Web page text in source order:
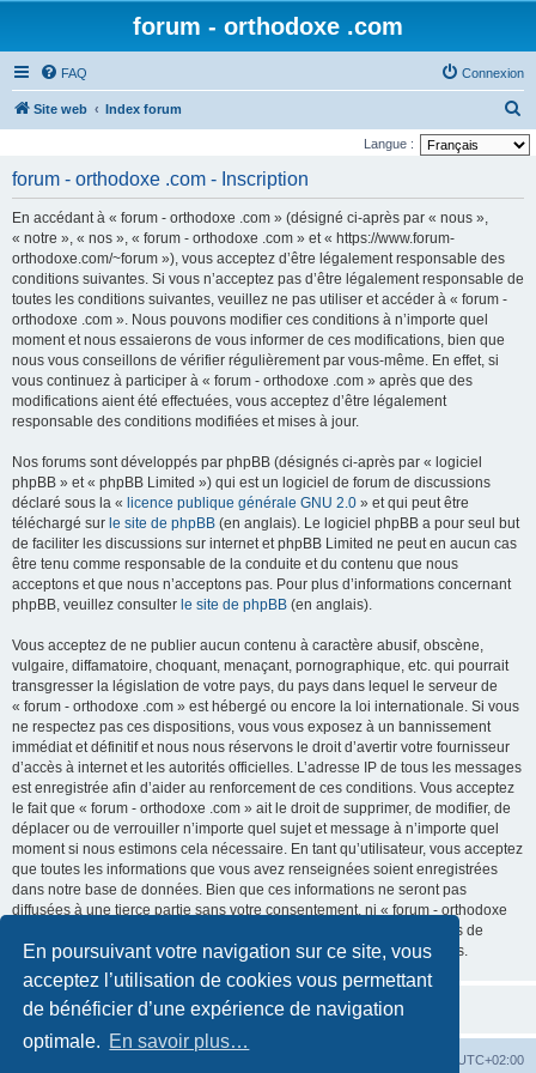
En poursuivant votre navigation sur ce site, vous
acceptez l’utilisation de cookies vous permettant
de bénéficier d’une expérience de navigation
optimale. En savoir plus…
forum - orthodoxe .com
FAQ Connexion
Site web Index forum
e
Langue :
forum - orthodoxe .com - Inscription
En accédant à « forum - orthodoxe .com » (désigné ci-après par « nous »,
« notre », « nos », « forum - orthodoxe .com » et « https://www.forum-
orthodoxe.com/~forum »), vous acceptez d’être légalement responsable des
conditions suivantes. Si vous n’acceptez pas d’être légalement responsable de
toutes les conditions suivantes, veuillez ne pas utiliser et accéder à « forum -
orthodoxe .com ». Nous pouvons modifier ces conditions à n’importe quel
moment et nous essaierons de vous informer de ces modifications, bien que
nous vous conseillons de vérifier régulièrement par vous-même. En effet, si
vous continuez à participer à « forum - orthodoxe .com » après que des
modifications aient été effectuées, vous acceptez d’être légalement
responsable des conditions modifiées et mises à jour.
Nos forums sont développés par phpBB (désignés ci-après par « logiciel
phpBB » et « phpBB Limited ») qui est un logiciel de forum de discussions
déclaré sous la « licence publique générale GNU 2.0 » et qui peut être
téléchargé sur le site de phpBB (en anglais). Le logiciel phpBB a pour seul but
de faciliter les discussions sur internet et phpBB Limited ne peut en aucun cas
être tenu comme responsable de la conduite et du contenu que nous
acceptons et que nous n’acceptons pas. Pour plus d’informations concernant
phpBB, veuillez consulter le site de phpBB (en anglais).
Vous acceptez de ne publier aucun contenu à caractère abusif, obscène,
vulgaire, diffamatoire, choquant, menaçant, pornographique, etc. qui pourrait
transgresser la législation de votre pays, du pays dans lequel le serveur de
« forum - orthodoxe .com » est hébergé ou encore la loi internationale. Si vous
ne respectez pas ces dispositions, vous vous exposez à un bannissement
immédiat et définitif et nous nous réservons le droit d’avertir votre fournisseur
d’accès à internet et les autorités officielles. L’adresse IP de tous les messages
est enregistrée afin d’aider au renforcement de ces conditions. Vous acceptez
le fait que « forum - orthodoxe .com » ait le droit de supprimer, de modifier, de
déplacer ou de verrouiller n’importe quel sujet et message à n’importe quel
moment si nous estimons cela nécessaire. En tant qu’utilisateur, vous acceptez
que toutes les informations que vous avez renseignées soient enregistrées
dans notre base de données. Bien que ces informations ne seront pas
diffusées à une tierce partie sans votre consentement, ni « forum - orthodoxe
.com », ni phpBB, ne pourront être tenus comme responsables en cas de
tentative de piratage informatique visant à compromettre vos données.
UTC+02:00